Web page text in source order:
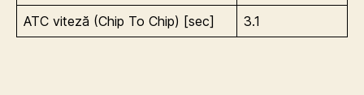
ATC viteză (Chip To Chip) [sec]
3.1